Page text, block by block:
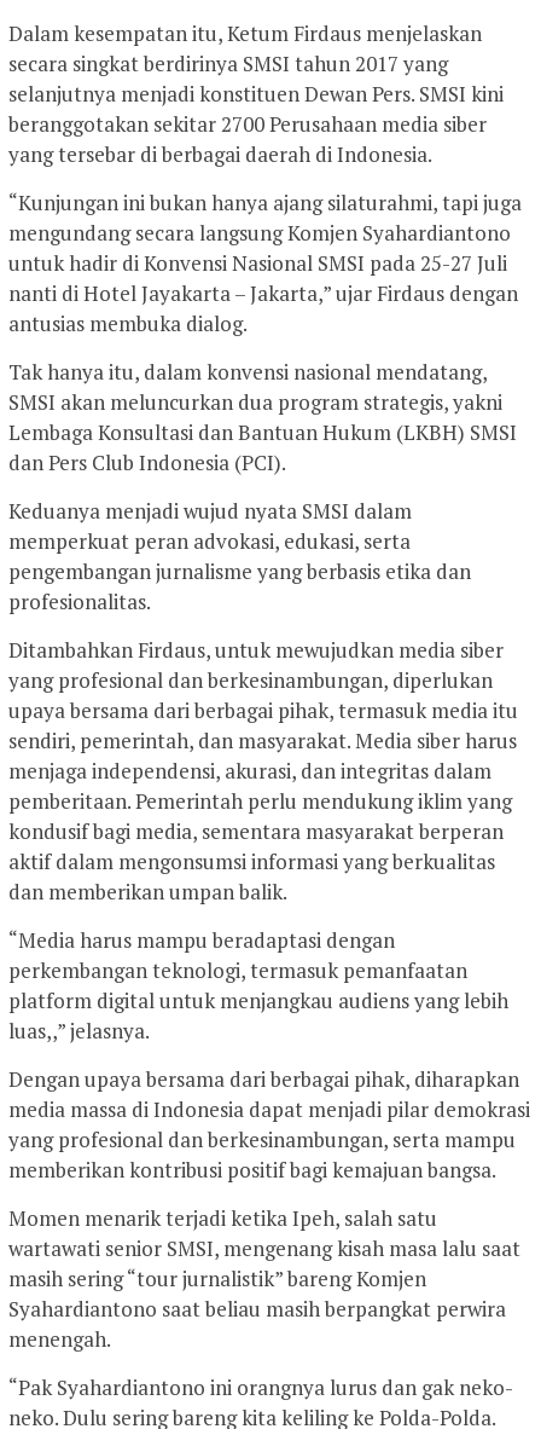
Dalam kesempatan itu, Ketum Firdaus menjelaskan
secara singkat berdirinya SMSI tahun 2017 yang
selanjutnya menjadi konstituen Dewan Pers. SMSI kini
beranggotakan sekitar 2700 Perusahaan media siber
yang tersebar di berbagai daerah di Indonesia.
“Kunjungan ini bukan hanya ajang silaturahmi, tapi juga
mengundang secara langsung Komjen Syahardiantono
untuk hadir di Konvensi Nasional SMSI pada 25-27 Juli
nanti di Hotel Jayakarta – Jakarta,” ujar Firdaus dengan
antusias membuka dialog.
Tak hanya itu, dalam konvensi nasional mendatang,
SMSI akan meluncurkan dua program strategis, yakni
Lembaga Konsultasi dan Bantuan Hukum (LKBH) SMSI
dan Pers Club Indonesia (PCI).
Keduanya menjadi wujud nyata SMSI dalam
memperkuat peran advokasi, edukasi, serta
pengembangan jurnalisme yang berbasis etika dan
profesionalitas.
Ditambahkan Firdaus, untuk mewujudkan media siber
yang profesional dan berkesinambungan, diperlukan
upaya bersama dari berbagai pihak, termasuk media itu
sendiri, pemerintah, dan masyarakat. Media siber harus
menjaga independensi, akurasi, dan integritas dalam
pemberitaan. Pemerintah perlu mendukung iklim yang
kondusif bagi media, sementara masyarakat berperan
aktif dalam mengonsumsi informasi yang berkualitas
dan memberikan umpan balik.
“Media harus mampu beradaptasi dengan
perkembangan teknologi, termasuk pemanfaatan
platform digital untuk menjangkau audiens yang lebih
luas,,” jelasnya.
Dengan upaya bersama dari berbagai pihak, diharapkan
media massa di Indonesia dapat menjadi pilar demokrasi
yang profesional dan berkesinambungan, serta mampu
memberikan kontribusi positif bagi kemajuan bangsa.
Momen menarik terjadi ketika Ipeh, salah satu
wartawati senior SMSI, mengenang kisah masa lalu saat
masih sering “tour jurnalistik” bareng Komjen
Syahardiantono saat beliau masih berpangkat perwira
menengah.
“Pak Syahardiantono ini orangnya lurus dan gak neko-
neko. Dulu sering bareng kita keliling ke Polda-Polda.